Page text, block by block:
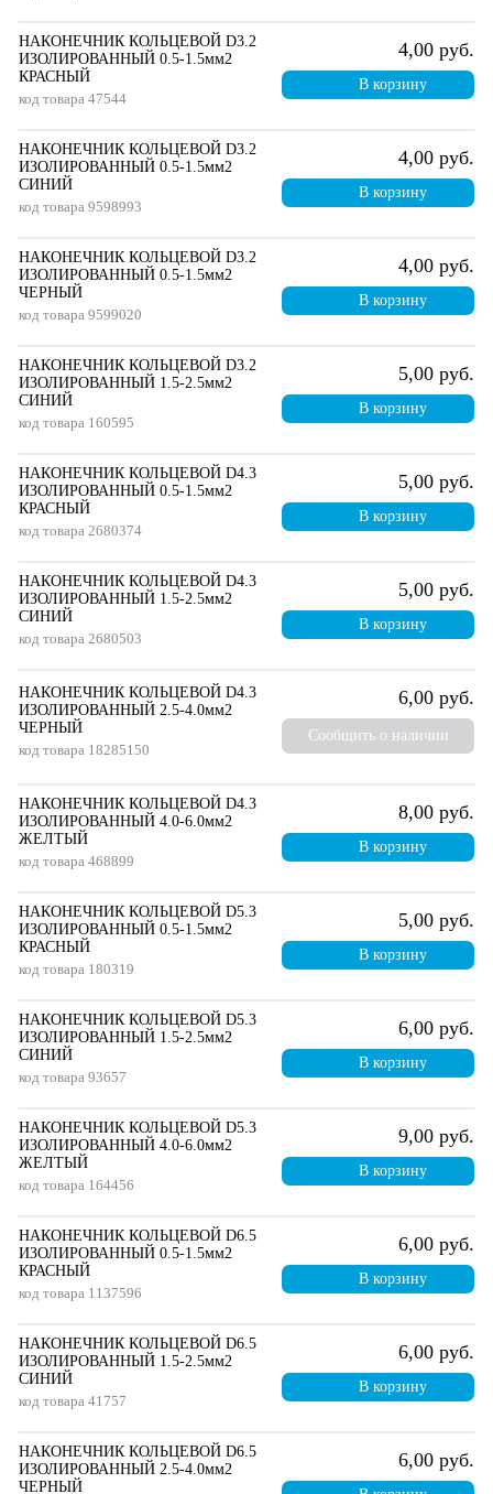
НАКОНЕЧНИК КОЛЬЦЕВОЙ D3.2
ИЗОЛИРОВАННЫЙ 0.5-1.5мм2
КРАСНЫЙ
код товара 47544
4,00 руб.
В корзину
НАКОНЕЧНИК КОЛЬЦЕВОЙ D3.2
ИЗОЛИРОВАННЫЙ 0.5-1.5мм2
СИНИЙ
код товара 9598993
4,00 руб.
В корзину
НАКОНЕЧНИК КОЛЬЦЕВОЙ D3.2
ИЗОЛИРОВАННЫЙ 0.5-1.5мм2
ЧЕРНЫЙ
код товара 9599020
4,00 руб.
В корзину
НАКОНЕЧНИК КОЛЬЦЕВОЙ D3.2
ИЗОЛИРОВАННЫЙ 1.5-2.5мм2
СИНИЙ
код товара 160595
5,00 руб.
В корзину
НАКОНЕЧНИК КОЛЬЦЕВОЙ D4.3
ИЗОЛИРОВАННЫЙ 0.5-1.5мм2
КРАСНЫЙ
код товара 2680374
5,00 руб.
В корзину
НАКОНЕЧНИК КОЛЬЦЕВОЙ D4.3
ИЗОЛИРОВАННЫЙ 1.5-2.5мм2
СИНИЙ
код товара 2680503
5,00 руб.
В корзину
НАКОНЕЧНИК КОЛЬЦЕВОЙ D4.3
ИЗОЛИРОВАННЫЙ 2.5-4.0мм2
ЧЕРНЫЙ
код товара 18285150
6,00 руб.
Сообщить о наличии
НАКОНЕЧНИК КОЛЬЦЕВОЙ D4.3
ИЗОЛИРОВАННЫЙ 4.0-6.0мм2
ЖЕЛТЫЙ
код товара 468899
8,00 руб.
В корзину
НАКОНЕЧНИК КОЛЬЦЕВОЙ D5.3
ИЗОЛИРОВАННЫЙ 0.5-1.5мм2
КРАСНЫЙ
код товара 180319
5,00 руб.
В корзину
НАКОНЕЧНИК КОЛЬЦЕВОЙ D5.3
ИЗОЛИРОВАННЫЙ 1.5-2.5мм2
СИНИЙ
код товара 93657
6,00 руб.
В корзину
НАКОНЕЧНИК КОЛЬЦЕВОЙ D5.3
ИЗОЛИРОВАННЫЙ 4.0-6.0мм2
ЖЕЛТЫЙ
код товара 164456
9,00 руб.
В корзину
НАКОНЕЧНИК КОЛЬЦЕВОЙ D6.5
ИЗОЛИРОВАННЫЙ 0.5-1.5мм2
КРАСНЫЙ
код товара 1137596
6,00 руб.
В корзину
НАКОНЕЧНИК КОЛЬЦЕВОЙ D6.5
ИЗОЛИРОВАННЫЙ 1.5-2.5мм2
СИНИЙ
код товара 41757
6,00 руб.
В корзину
НАКОНЕЧНИК КОЛЬЦЕВОЙ D6.5
ИЗОЛИРОВАННЫЙ 2.5-4.0мм2
ЧЕРНЫЙ
6,00 руб.